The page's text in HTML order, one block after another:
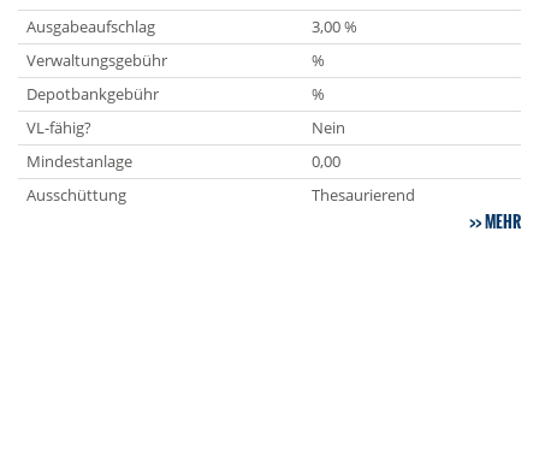
Ausgabeaufschlag
3,00 %
Verwaltungsgebühr
%
Depotbankgebühr
%
VL-fähig?
Nein
Mindestanlage
0,00
Ausschüttung
Thesaurierend
MEHR